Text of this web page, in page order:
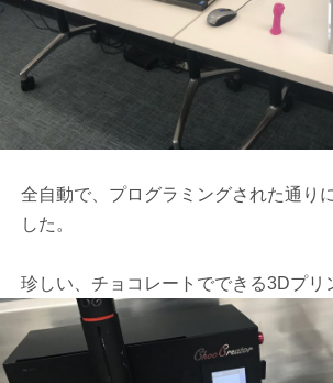
全自動で、プログラミングされた通り
した。
珍しい、チョコレートでできる3Dプリ